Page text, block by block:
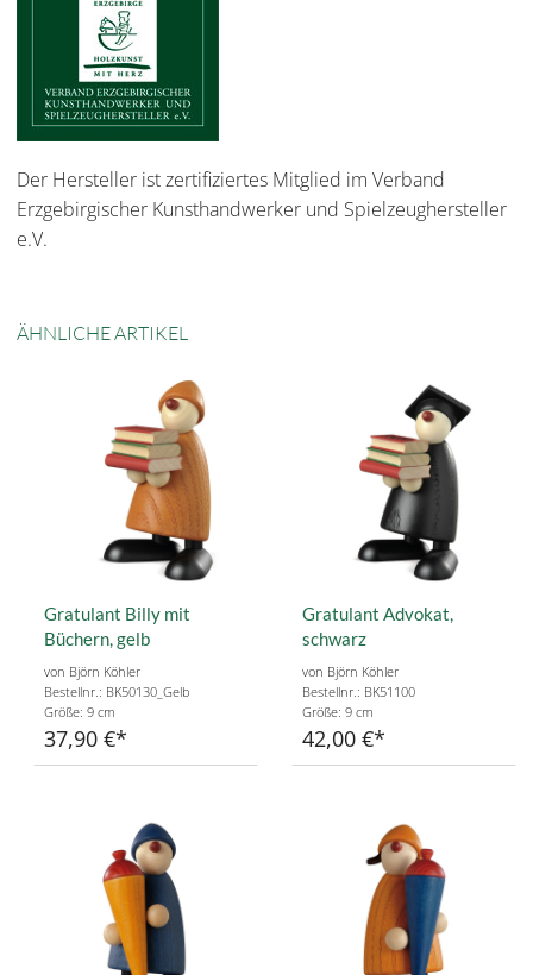
Der Hersteller ist zertifiziertes Mitglied im Verband
Erzgebirgischer Kunsthandwerker und Spielzeughersteller
e.V.
ÄHNLICHE ARTIKEL
Gratulant Billy mit
Büchern, gelb
von Björn Köhler
Bestellnr.: BK50130_Gelb
Größe: 9 cm
37,90 €
Gratulant Advokat,
schwarz
von Björn Köhler
Bestellnr.: BK51100
Größe: 9 cm
42,00 €